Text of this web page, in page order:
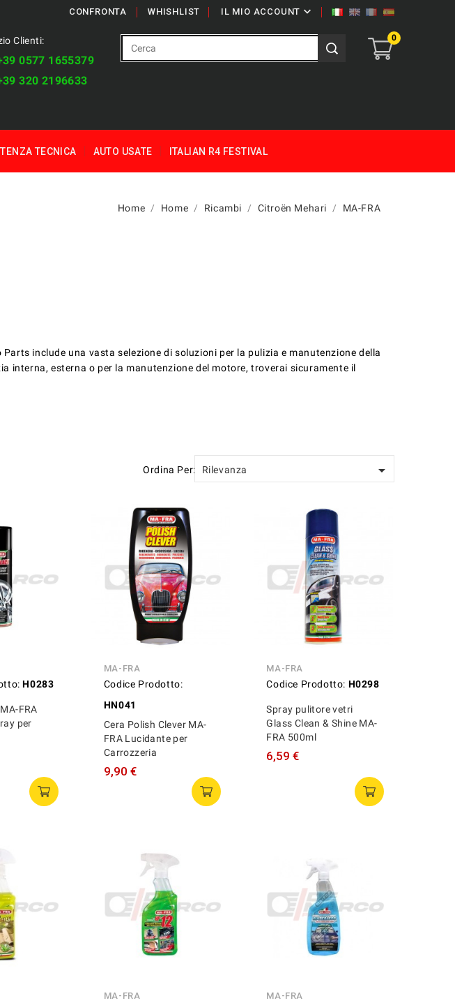
IL MIO ACCOUNT 
WHISHLIST
CONFRONTA
0
Clienti:
​​0577 1655379
320 2196633
TECNICA AUTO USATE ITALIAN R4 FESTIVAL
Home Home Ricambi Citroën Mehari MA-FRA
include una vasta selezione di soluzioni per la pulizia e manutenzione della
interna, esterna o per la manutenzione del motore, troverai sicuramente il
Ordina Per: Rilevanza 
H0283
FRA
per
MA-FRA
Codice Prodotto:
HN041
Cera Polish Clever MA-
FRA Lucidante per
Carrozzeria
9,90 €
MA-FRA
Codice Prodotto: H0298
Spray pulitore vetri
Glass Clean & Shine MA-
FRA 500ml
6,59 €
MA-FRA MA-FRA